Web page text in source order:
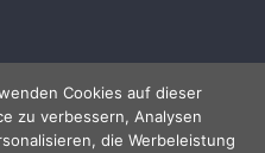
Cookies auf dieser
zu verbessern, Analysen
die Werbeleistung